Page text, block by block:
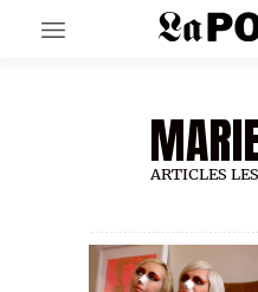
EN CE MOMENT
GRAND ANGLE
AU LARGE
ARTICLES